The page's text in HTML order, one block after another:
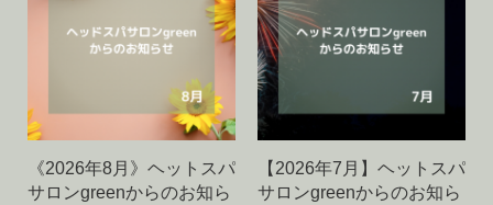
《2026年8月》ヘットスパ
サロンgreenからのお知ら
【2026年7月】ヘットスパ
サロンgreenからのお知ら